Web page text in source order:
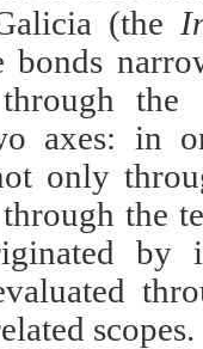
(the
the
axes: in
only
the
scopes.